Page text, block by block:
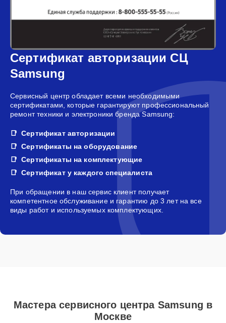
Сертификат авторизации СЦ
Samsung
Сервисный центр обладает всеми необходимыми
сертификатами, которые гарантируют профессиональный
ремонт техники и электроники бренда Samsung:
Сертификат авторизации
Сертификаты на оборудование
Сертификаты на комплектующие
Сертификат у каждого специалиста
При обращении в наш сервис клиент получает
компетентное обслуживание и гарантию до 3 лет на все
виды работ и используемых комплектующих.
Мастера сервисного центра Samsung в
Москве